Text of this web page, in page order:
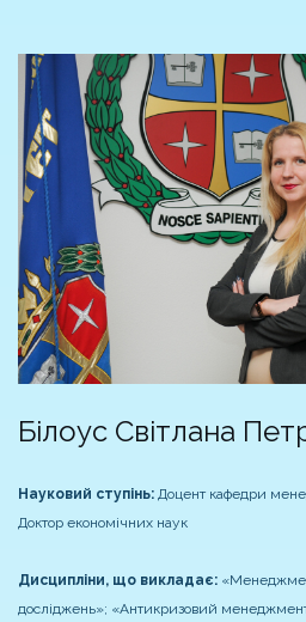
Білоус Світлана
Науковий ступінь: Доцент кафедри
Доктор економічних наук
Дисципліни, що викладає:
досліджень»; «Антикризовий